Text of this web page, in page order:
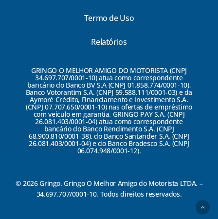
Termo de Uso
Relatórios
GRINGO O MELHOR AMIGO DO MOTORISTA (CNPJ
34.697.707/0001-10) atua como correspondente
bancário do Banco BV S.A (CNPJ 01.858.774/0001-10),
Banco Votorantim S.A. (CNPJ 59.588.111/0001-03) e da
Aymoré Crédito, Financiamento e Investimento S.A.
(CNPJ 07.707.650/0001-10) nas ofertas de empréstimo
com veículo em garantia. GRINGO PAY S.A. (CNPJ
26.081.403/0001-04) atua como correspondente
bancário do Banco Rendimento S.A. (CNPJ
68.900.810/0001-38), do Banco Santander S.A. (CNPJ
26.081.403/0001-04) e do Banco Bradesco S.A. (CNPJ
06.074.948/0001-12).
© 2026 Gringo. Gringo O Melhor Amigo do Motorista LTDA. –
34.697.707/0001-10. Todos direitos reservados.